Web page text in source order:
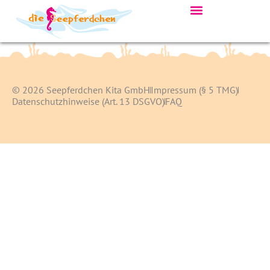
© 2026 Seepferdchen Kita GmbHImpressum (§ 5 TMG)
Datenschutzhinweise (Art. 13 DSGVO)FAQ